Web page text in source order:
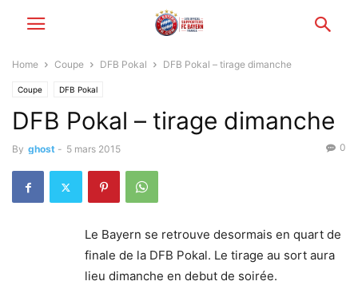
Home Coupe DFB Pokal DFB Pokal – tirage dimanche
Coupe DFB Pokal
DFB Pokal – tirage dimanche
By ghost - 5 mars 2015 0
Le Bayern se retrouve desormais en quart de
finale de la DFB Pokal. Le tirage au sort aura
lieu dimanche en debut de soirée.